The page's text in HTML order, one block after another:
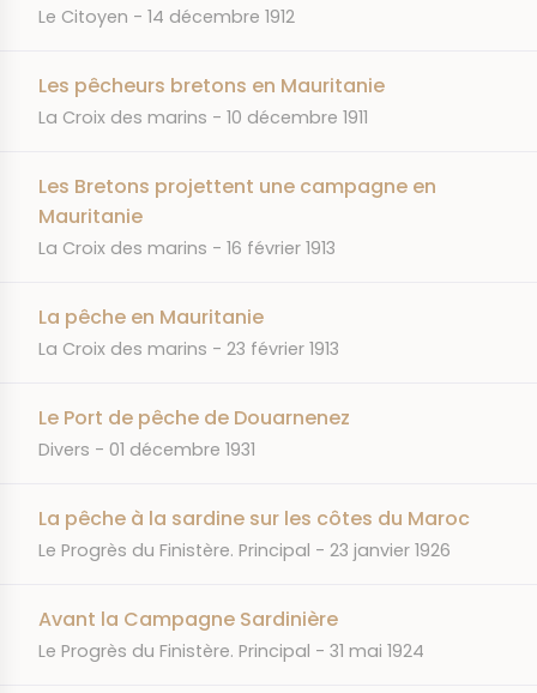
JOURNAL
Le Citoyen DATE
14 décembre 1912
Les pêcheurs bretons en Mauritanie
JOURNAL
La Croix des marins DATE
10 décembre 1911
Les Bretons projettent une campagne en
Mauritanie
JOURNAL
La Croix des marins DATE
16 février 1913
La pêche en Mauritanie
JOURNAL
La Croix des marins DATE
23 février 1913
Le Port de pêche de Douarnenez
JOURNAL
Divers DATE
01 décembre 1931
La pêche à la sardine sur les côtes du Maroc
JOURNAL
Le Progrès du Finistère. Principal DATE
23 janvier 1926
Avant la Campagne Sardinière
JOURNAL
Le Progrès du Finistère. Principal DATE
31 mai 1924